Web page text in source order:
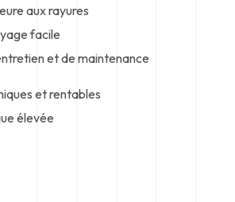
aux rayures
facile
et de maintenance
et rentables
élevée